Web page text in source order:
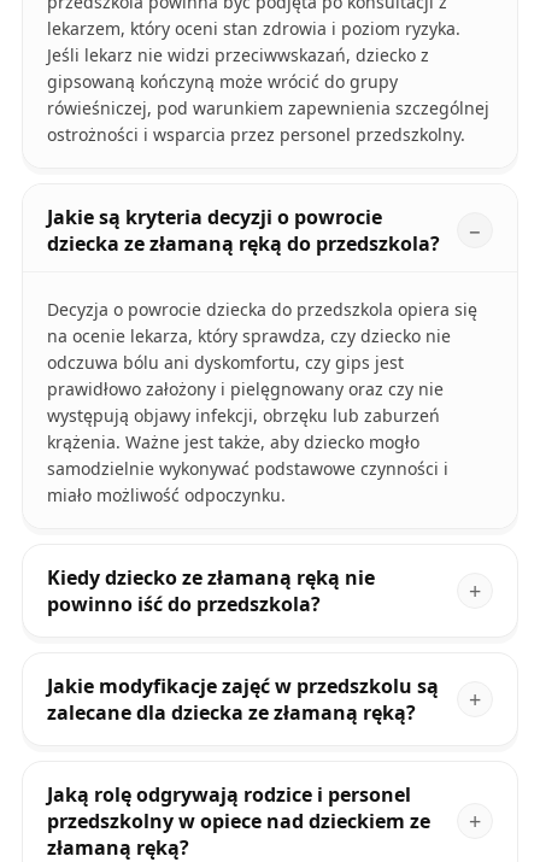
lekarzem, który oceni stan zdrowia i poziom ryzyka.
Jeśli lekarz nie widzi przeciwwskazań, dziecko z
gipsowaną kończyną może wrócić do grupy
rówieśniczej, pod warunkiem zapewnienia szczególnej
ostrożności i wsparcia przez personel przedszkolny.
Jakie są kryteria decyzji o powrocie
dziecka ze złamaną ręką do przedszkola?
Decyzja o powrocie dziecka do przedszkola opiera się
na ocenie lekarza, który sprawdza, czy dziecko nie
odczuwa bólu ani dyskomfortu, czy gips jest
prawidłowo założony i pielęgnowany oraz czy nie
występują objawy infekcji, obrzęku lub zaburzeń
krążenia. Ważne jest także, aby dziecko mogło
samodzielnie wykonywać podstawowe czynności i
miało możliwość odpoczynku.
Kiedy dziecko ze złamaną ręką nie
powinno iść do przedszkola?
Jakie modyfikacje zajęć w przedszkolu są
zalecane dla dziecka ze złamaną ręką?
Jaką rolę odgrywają rodzice i personel
przedszkolny w opiece nad dzieckiem ze
złamaną ręką?